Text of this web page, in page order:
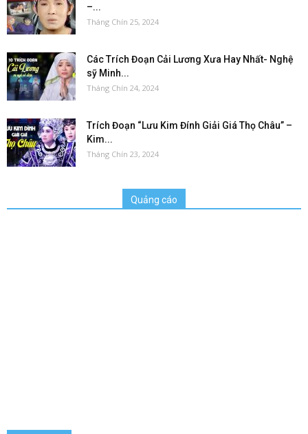
–...
Tháng Chín 25, 2024
Các Trích Đoạn Cải Lương Xưa Hay Nhất- Nghệ
sỹ Minh...
Tháng Chín 24, 2024
Trích Đoạn “Lưu Kim Đính Giải Giá Thọ Châu” –
Kim...
Tháng Chín 23, 2024
Quảng cáo